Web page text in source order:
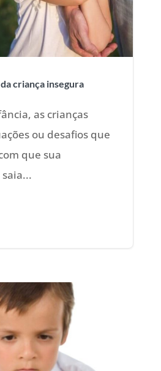
criança insegura
as crianças
ou desafios que
que sua